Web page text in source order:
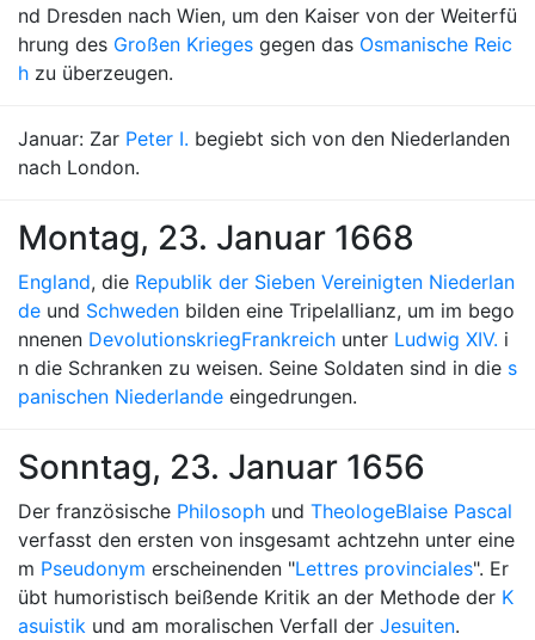
nd Dresden nach Wien, um den Kaiser von der Weiterfü
hrung des Großen Krieges gegen das Osmanische Reic
h zu überzeugen.
Januar: Zar Peter I. begiebt sich von den Niederlanden
nach London.
Montag, 23. Januar 1668
England, die Republik der Sieben Vereinigten Niederlan
de und Schweden bilden eine Tripelallianz, um im bego
nnenen DevolutionskriegFrankreich unter Ludwig XIV. i
n die Schranken zu weisen. Seine Soldaten sind in die s
panischen Niederlande eingedrungen.
Sonntag, 23. Januar 1656
Der französische Philosoph und TheologeBlaise Pascal
verfasst den ersten von insgesamt achtzehn unter eine
m Pseudonym erscheinenden "Lettres provinciales". Er
übt humoristisch beißende Kritik an der Methode der K
asuistik und am moralischen Verfall der Jesuiten.